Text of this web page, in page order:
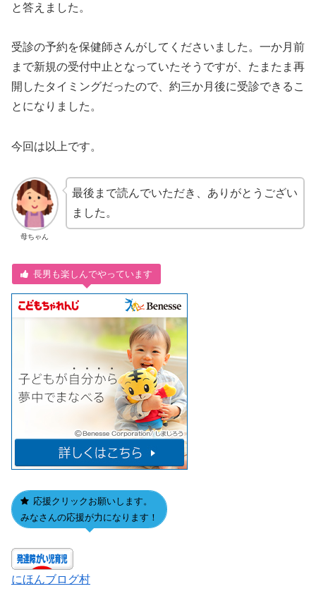
と答えました。
受診の予約を保健師さんがしてくださいました。一か月前
まで新規の受付中止となっていたそうですが、たまたま再
開したタイミングだったので、約三か月後に受診できるこ
とになりました。
今回は以上です。
母ちゃん
最後まで読んでいただき、ありがとうござい
ました。
長男も楽しんでやっています
応援クリックお願いします。
みなさんの応援が力になります！
にほんブログ村